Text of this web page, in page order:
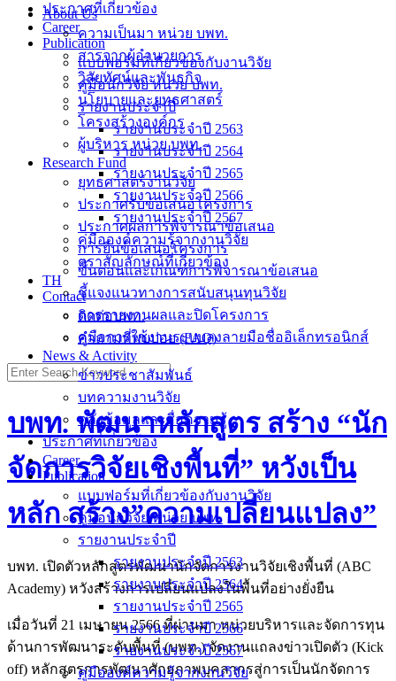
About Us
ความเป็นมา หน่วย บพท.
สารจากผู้อำนวยการ
วิสัยทัศน์และพันธกิจ
นโยบายและยุทธศาสตร์
โครงสร้างองค์กร
ผู้บริหาร หน่วย บพท.
Research Fund
ยุทธศาสตร์งานวิจัย
ประกาศรับข้อเสนอโครงการ
ประกาศผลการพิจารณาข้อเสนอ
การยื่นข้อเสนอโครงการ
ขั้นตอนและเกณฑ์การพิจารณาข้อเสนอ
ชี้แจงแนวทางการสนับสนุนทุนวิจัย
การรายงานผลและปิดโครงการ
คู่มือการใช้งานระบบลงลายมือชื่ออิเล็กทรอนิกส์
News & Activity
ข่าวประชาสัมพันธ์
บทความงานวิจัย
คลังข้อมูลและสื่อความรู้
ประกาศที่เกี่ยวข้อง
Career
Publication
แบบฟอร์มที่เกี่ยวข้องกับงานวิจัย
คู่มือนักวิจัย หน่วย บพท.
รายงานประจำปี
รายงานประจำปี 2563
รายงานประจำปี 2564
รายงานประจำปี 2565
รายงานประจำปี 2566
รายงานประจำปี 2567
คู่มือองค์ความรู้จากงานวิจัย
ประกาศที่เกี่ยวข้อง
Career
Publication
แบบฟอร์มที่เกี่ยวข้องกับงานวิจัย
คู่มือนักวิจัย หน่วย บพท.
รายงานประจำปี
รายงานประจำปี 2563
รายงานประจำปี 2564
รายงานประจำปี 2565
รายงานประจำปี 2566
รายงานประจำปี 2567
คู่มือองค์ความรู้จากงานวิจัย
ตราสัญลักษณ์ที่เกี่ยวข้อง
TH
Contact
ติดต่อบพท.
คำถามที่พบบ่อย (FAQ)
Search
for:
บพท. พัฒนาหลักสูตร สร้าง “นัก
จัดการวิจัยเชิงพื้นที่” หวังเป็น
หลัก สร้าง”ความเปลี่ยนแปลง”
บพท. เปิดตัวหลักสูตรพัฒนานักจัดการงานวิจัยเชิงพื้นที่ (ABC
Academy) หวังสร้างการเปลี่ยนแปลงในพื้นที่อย่างยั่งยืน
เมื่อวันที่ 21 เมษายน 2566 ที่ผ่านมา หน่วยบริหารและจัดการทุน
ด้านการพัฒนาระดับพื้นที่ (บพท.) จัดงานแถลงข่าวเปิดตัว (Kick
off) หลักสูตรการพัฒนาศักยภาพบุคลากรสู่การเป็นนักจัดการ